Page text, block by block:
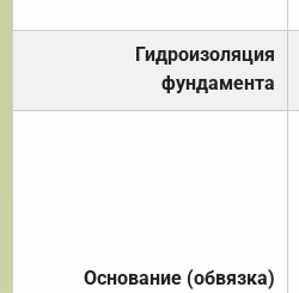
Гидроизоляция
фундамента
Основание (обвязка)